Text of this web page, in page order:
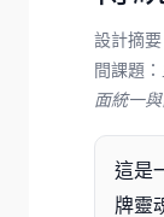
設計摘要
間課題：
面統一
這是
牌靈